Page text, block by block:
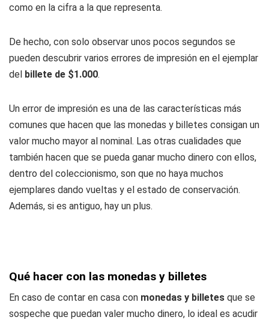
como en la cifra a la que representa.
De hecho, con solo observar unos pocos segundos se
pueden descubrir varios errores de impresión en el ejemplar
del billete de $1.000.
Un error de impresión es una de las características más
comunes que hacen que las monedas y billetes consigan un
valor mucho mayor al nominal. Las otras cualidades que
también hacen que se pueda ganar mucho dinero con ellos,
dentro del coleccionismo, son que no haya muchos
ejemplares dando vueltas y el estado de conservación.
Además, si es antiguo, hay un plus.
Qué hacer con las monedas y billetes
En caso de contar en casa con monedas y billetes que se
sospeche que puedan valer mucho dinero, lo ideal es acudir